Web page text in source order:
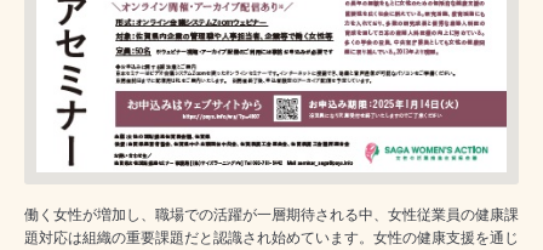
働く女性が増加し、職場での活躍が一層期待される中、女性従業員の健康課
題対応は組織の重要課題だと認識され始めています。女性の健康支援を通じ